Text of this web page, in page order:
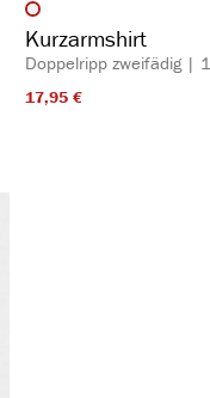
Artikelfarbe
Kurzarmshirt
Doppelripp zweifädig |
17,95 €​